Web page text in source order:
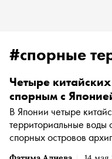
#спорные
Четыре
спорным с
В Японии четыре
территориальные
спорных островов